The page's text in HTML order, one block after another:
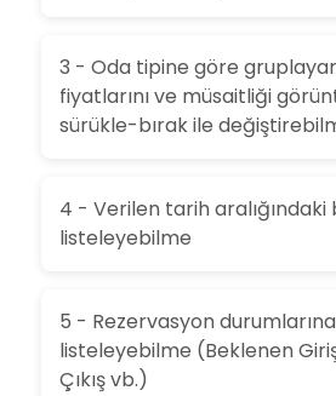
3 - Oda tipine göre
fiyatlarını ve müsaitliği
sürükle-bırak ile
4 - Verilen tarih aralığındaki
listeleyebilme
5 - Rezervasyon
listeleyebilme (Beklenen
Çıkış vb.)